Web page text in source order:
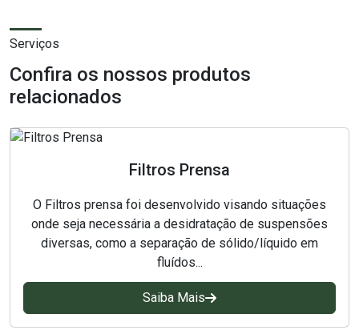
Papel para laboratório
Papelões filtrante
Sacos para Cesta de Titânio
Serviços
Confira os nossos produtos
relacionados
Filtros Prensa
O Filtros prensa foi desenvolvido visando situações
onde seja necessária a desidratação de suspensões
diversas, como a separação de sólido/líquido em
fluídos...
Saiba Mais